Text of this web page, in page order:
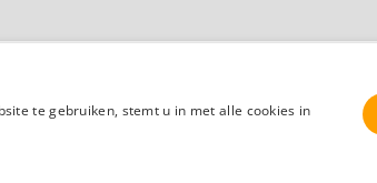
Webwinkel gemaakt met
te gebruiken, stemt u in met alle cookies in